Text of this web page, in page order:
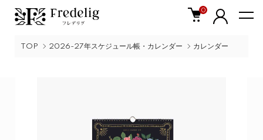
0
TOP 2026-27年スケジュール帳・カレンダー カレンダー